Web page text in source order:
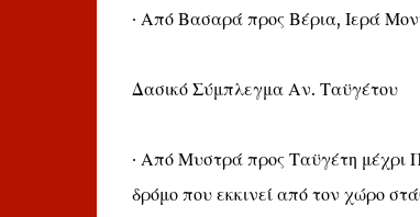
∙ Από Βασαρά προς Βέρια, Ιερά
Δασικό Σύμπλεγμα Αν. Ταϋγέτου
∙ Από Μυστρά προς Ταϋγέτη μέχρι
δρόμο που εκκινεί από τον χώρο